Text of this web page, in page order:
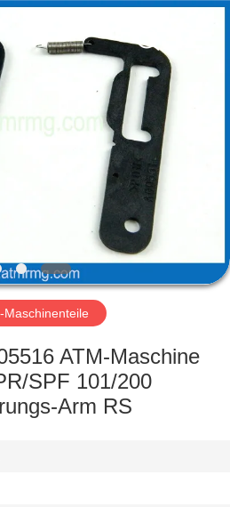
Maschinenteile
ATM-Maschine
SPF 101/200
Arm RS